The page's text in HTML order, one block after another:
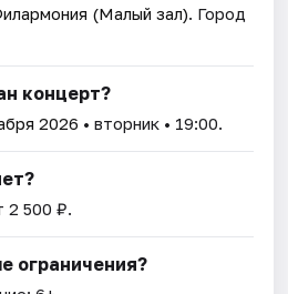
(Малый зал). Город
концерт?
2026 • вторник • 19:00.
2 500 ₽.
ограничения?